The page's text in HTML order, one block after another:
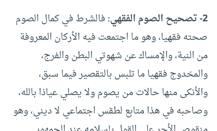
2- تصحيح الصوم الفقهي:
فالشرط في كمال الصوم
صحته فقهيا، وهو ما اجتمعت فيه الأركان المعروفة
من النية، والإمساك عن شهوتي البطن والفرج،
والمخدوج فقهيا ما تلبس بالتقصير فيما سبق،
والأنكى منها حالات من يصوم ولا يصلي عياذا بالله،
وصاحبه في هذا متابع لطقس اجتماعي لا ديني، وهو